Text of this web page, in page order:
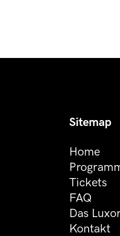
Sitemap
Home
Tickets
FAQ
Das
Kontakt